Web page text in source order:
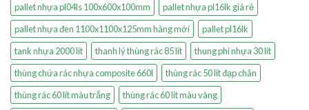
pallet nhựa pl04ls 100x600x100mm
pallet nhựa pl16lk giá rẻ
pallet nhựa đen 1100x1100x125mm hàng mới
pallet pl16lk
tank nhựa 2000 lít
thanh lý thùng rác 85 lít
thung phi nhựa 30 lít
thùng chứa rác nhựa composite 660l
thùng rác 50 lít đạp chân
thùng rác 60 lít màu trắng
thùng rác 60 lít màu vàng